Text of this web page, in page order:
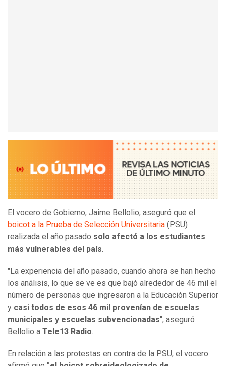
El vocero de Gobierno, Jaime Bellolio, aseguró que el
boicot a la Prueba de Selección Universitaria (PSU)
realizada el año pasado solo afectó a los estudiantes
más vulnerables del país.
"La experiencia del año pasado, cuando ahora se han hecho
los análisis, lo que se ve es que bajó alrededor de 46 mil el
número de personas que ingresaron a la Educación Superior
y casi todos de esos 46 mil provenían de escuelas
municipales y escuelas subvencionadas", aseguró
Bellolio a Tele13 Radio.
En relación a las protestas en contra de la PSU, el vocero